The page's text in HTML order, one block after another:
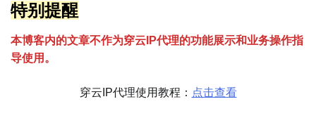
特别提醒
本博客内的文章不作为穿云 P代理的功能展示和业务操作指
导使用。
穿云IP代理使用教程： 点击查看